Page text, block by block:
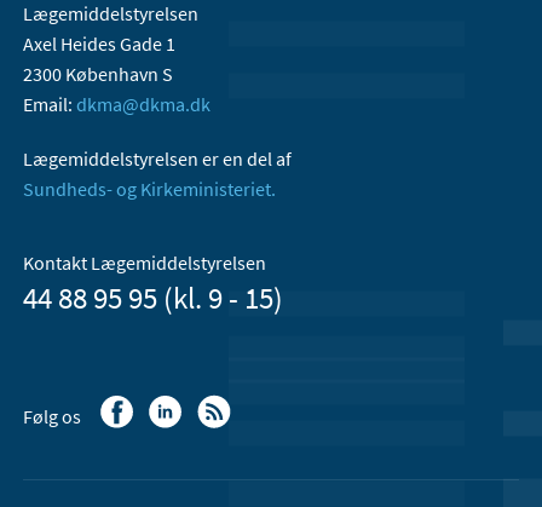
Lægemiddelstyrelsen
Axel Heides Gade 1
2300 København S
Email: dkma@dkma.dk
Lægemiddelstyrelsen er en del af
Sundheds- og Kirkeministeriet.
Kontakt Lægemiddelstyrelsen
44 88 95 95 (kl. 9 - 15)
Følg os